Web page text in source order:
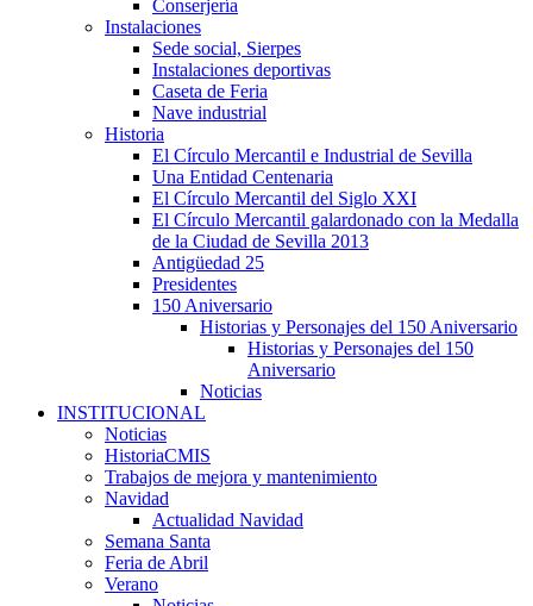
Conserjería
Instalaciones
Sede social, Sierpes
Instalaciones deportivas
Caseta de Feria
Nave industrial
Historia
El Círculo Mercantil e Industrial de Sevilla
Una Entidad Centenaria
El Círculo Mercantil del Siglo XXI
El Círculo Mercantil galardonado con la Medalla
de la Ciudad de Sevilla 2013
Antigüedad 25
Presidentes
150 Aniversario
Historias y Personajes del 150 Aniversario
Historias y Personajes del 150
Aniversario
Noticias
INSTITUCIONAL
Noticias
HistoriaCMIS
Trabajos de mejora y mantenimiento
Navidad
Actualidad Navidad
Semana Santa
Feria de Abril
Verano